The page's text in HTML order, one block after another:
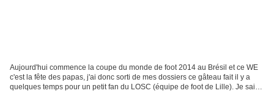
Aujourd'hui commence la coupe du monde de foot 2014 au Brésil et ce WE
c'est la fête des papas, j'ai donc sorti de mes dossiers ce gâteau fait il y a
quelques temps pour un petit fan du LOSC (équipe de foot de Lille). Je sais